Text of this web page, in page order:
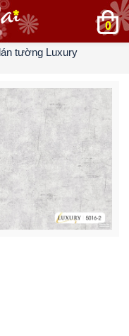
0
tường Luxury